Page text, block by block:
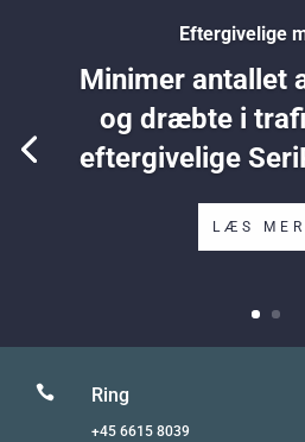
Eftergivelige
Minimer antallet
og dræbte i
eftergivelige
LÆS
 Ring
+45 6615 8039